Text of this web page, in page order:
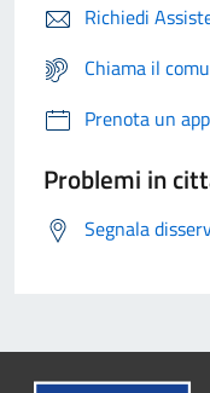
Richiedi
Chiama il
Prenota un
Problemi in
Segnala